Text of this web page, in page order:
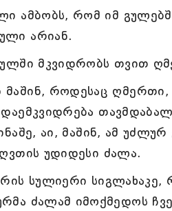
ამბობს, რომ იმ
არიან.
მკვიდრობს თვით
როდესაც ღმერთი,
აი, მაშინ, ამ
ღვთის უდიდესი ძალა.
სულიერი
ძალამ იმოქმედოს